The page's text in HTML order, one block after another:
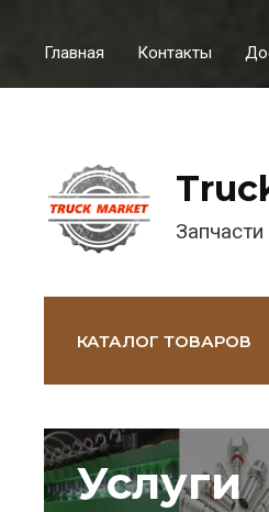
Главная Контакты
КАТАЛОГ ТОВАРОВ
Услуги